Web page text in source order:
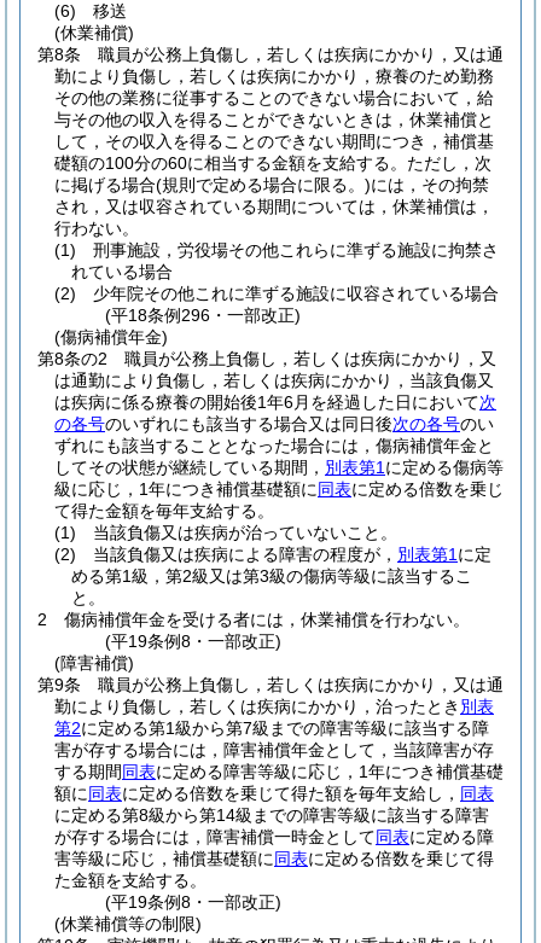
(6)
移送
(休業補償)
第8条
職員が公務上負傷し，若しくは疾病にかかり，又は通
勤により負傷し，若しくは疾病にかかり，療養のため勤務
その他の業務に従事することのできない場合において，給
与その他の収入を得ることができないときは，休業補償と
して，その収入を得ることのできない期間につき，補償基
礎額の100分の60に相当する金額を支給する。 ただし，次
に掲げる場合(規則で定める場合に限る。)には，その拘禁
され，又は収容されている期間については，休業補償は，
行わない。
(1)
刑事施設，労役場その他これらに準ずる施設に拘禁さ
れている場合
(2)
少年院その他これに準ずる施設に収容されている場合
(平18条例296・一部改正)
(傷病補償年金)
第8条の2
職員が公務上負傷し，若しくは疾病にかかり，又
は通勤により負傷し，若しくは疾病にかかり，当該負傷又
は疾病に係る療養の開始後1年6月を経過した日において次
の各号のいずれにも該当する場合又は同日後次の各号のい
ずれにも該当することとなった場合には，傷病補償年金と
してその状態が継続している期間， 別表第1 に定める傷病等
級に応じ，1年につき補償基礎額に同表に定める倍数を乗じ
て得た金額を毎年支給する。
(1)
当該負傷又は疾病が治っていないこと。
(2)
当該負傷又は疾病による障害の程度が， 別表第1 に定
める第1級，第2級又は第3級の傷病等級に該当するこ
と。
2
傷病補償年金を受ける者には，休業補償を行わない。
(平19条例8・一部改正)
(障害補償)
第9条
職員が公務上負傷し，若しくは疾病にかかり，又は通
勤により負傷し，若しくは疾病にかかり，治ったとき 別表
第2に定める第1級から第7級までの障害等級に該当する障
害が存する場合には，障害補償年金として，当該障害が存
する期間同表に定める障害等級に応じ，1年につき補償基礎
額に同表に定める倍数を乗じて得た額を毎年支給し， 同表
に定める第8級から第14級までの障害等級に該当する障害
が存する場合には，障害補償一時金として同表に定める障
害等級に応じ，補償基礎額に同表に定める倍数を乗じて得
た金額を支給する。
(平19条例8・一部改正)
(休業補償等の制限)